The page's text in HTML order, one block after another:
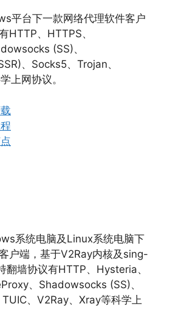
平台下一款网络代理软件客户
HTTP、HTTPS、
(SS)、
、Socks5、Trojan、
上网协议。
系统电脑及Linux系统电脑下
户端，基于V2Ray内核及sing-
翻墙协议有HTTP、Hysteria、
、Shadowsocks (SS)、
、V2Ray、Xray等科学上